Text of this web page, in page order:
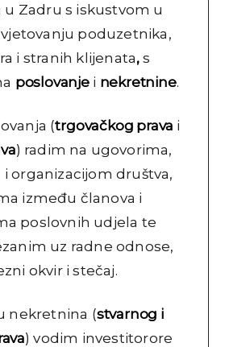
u Zadru s iskustvom u
poduzetnika,
i stranih klijenata, s
poslovanjei nekretnine.
(trgovačkog prava i
) radim na ugovorima,
organizacijom društva,
između članova i
poslovnih udjela te
uz radne odnose,
okvir i stečaj.
nekretnina (stvarnog i
) vodim investitorore